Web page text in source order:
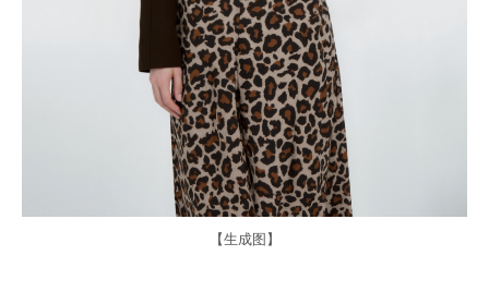
【生成图】